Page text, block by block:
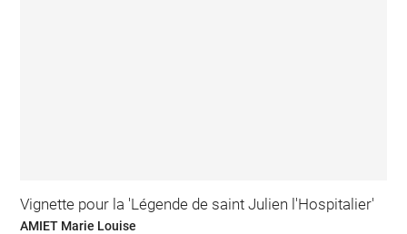
Vignette pour la 'Légende de saint Julien l'Hospitalier'
AMIET Marie Louise